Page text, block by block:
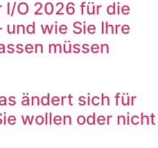
I/O 2026 für die
wie Sie Ihre
müssen​
ändert sich für
wollen oder nicht